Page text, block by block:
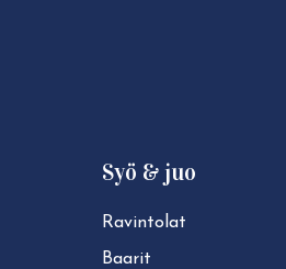
Syö & juo
Ravintolat
Baarit